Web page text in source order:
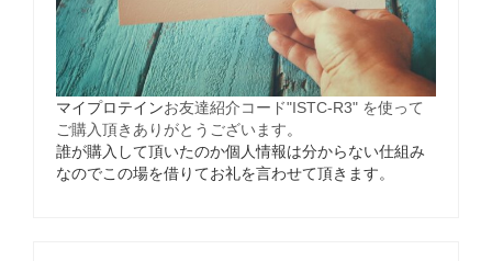
マイプロテインお友達紹介コード"ISTC-R3" を使って
ご購入頂きありがとうございます。
誰が購入して頂いたのか個人情報は分からない仕組み
なのでこの場を借りてお礼を言わせて頂きます。